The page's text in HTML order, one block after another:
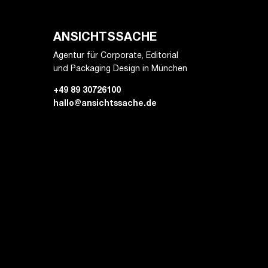
ANSICHTSSACHE
Agentur für Corporate, Editorial
und Packaging Design in München
+49 89 30726100
hallo@ansichtssache.de